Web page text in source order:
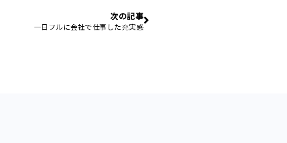
次の記事
一日フルに会社で仕事した充実感